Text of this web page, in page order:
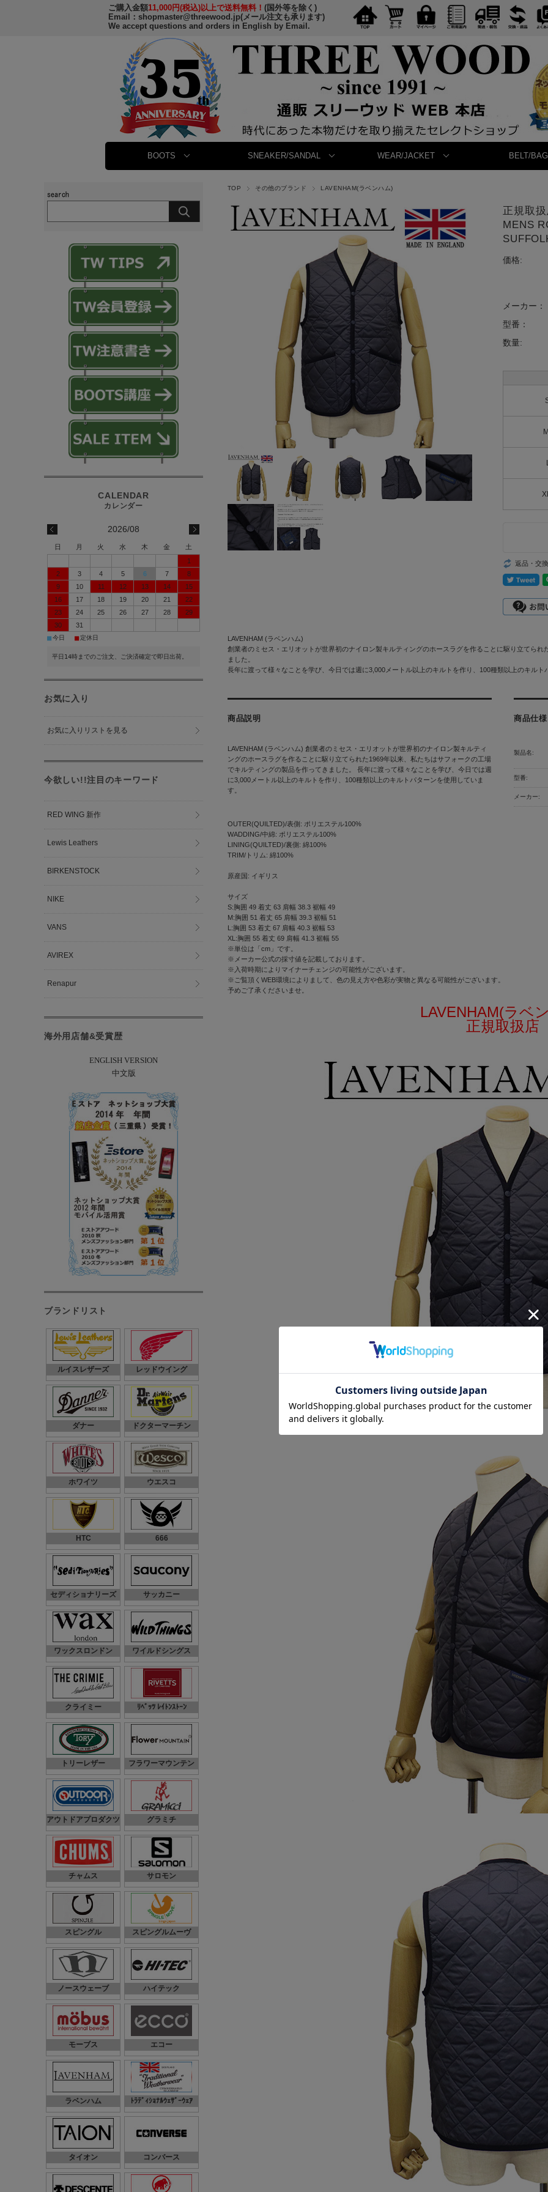
ご購入金額11,000円(税込)以上で送料無料！ (国外等を除く)
Email： shopmaster@threewood.jp(メール注文も承ります)
We accept questions and orders in English by Email.
BOOTS SNEAKER/SANDAL WEAR/JACKET BELT/BAG
TOP その他のブランド LAVENHAM(ラベンハム)
正規取
MENS
価格:
メーカー：
型番：
数量:
返品・交
LAVENHAM (ラベンハム)
創業者のミセス・エリオットが世界初のナイロン製キルティングのホースラグを作ることに駆り立てら
ました。
長年に渡って様々なことを学び、今日では週に3,000メートル以上のキルトを作り、100種類以上のキルト
商品説明
LAVENHAM (ラベンハム) 創業者のミセス・エリオットが世界初のナイロン製キルティ
ングのホースラグを作ることに駆り立てられた1969年以来、私たちはサフォークの工場
でキルティングの製品を作ってきました。 長年に渡って様々なことを学び、今日では週
に3,000メートル以上のキルトを作り、100種類以上のキルトパターンを使用していま
す。
商品仕様
製品名:
型番:
メーカー:
OUTER(QUILTED)/表側: ポリエステル100%
WADDING/中綿: ポリエステル100%
LINING(QUILTED)/裏側: 綿100%
TRIM/トリム: 綿100%
原産国: イギリス
サイズ
S:胸囲 49 着丈 63 肩幅 38.3 裾幅 49
M:胸囲 51 着丈 65 肩幅 39.3 裾幅 51
L:胸囲 53 着丈 67 肩幅 40.3 裾幅 53
XL:胸囲 55 着丈 69 肩幅 41.3 裾幅 55
※単位は「cm」です。
※メーカー公式の採寸値を記載しております。
※入荷時期によりマイナーチェンジの可能性がございます。
※ご覧頂くWEB環境によりまして、色の見え方や色彩が実物と異なる可能性がございます。
予めご了承くださいませ。
LAVENHAM(ラベ
正規取扱店
2026/08
日 月 火 水 木 金
土
1
2
3 4 5 6 7
8
9
10 11 12 13 14
15
16
17 18 19 20 21
22
23
24 25 26 27 28
29
30
31
■今日 ■ 定休日
平日14時までのご注文、ご決済確定で即日出荷。
お気に入り
お気に入りリストを見る
今欲しい!!注目のキーワード
RED WING 新作
Lewis Leathers
BIRKENSTOCK
NIKE
VANS
AVIREX
Renapur
海外用店舗&受賞歴
ENGLISH VERSION
中文版
ブランドリスト
ルイスレザーズ レッドウイング
ダナー ドクターマーチン
ホワイツ ウエスコ
HTC 666
セディショナリーズ サッカニー
ワックスロンドン ワイルドシングス
クライミー ﾘﾍﾞｯﾂ ﾚｲﾄﾝｽﾄｰﾝ
トリーレザー フラワーマウンテン
アウトドアプロダクツ グラミチ
チャムス サロモン
スピングル スピングルムーヴ
ノースウェーブ ハイテック
モーブス エコー
ラベンハム ﾄﾗﾃﾞｨｼｮﾅﾙｳｪｻﾞｰｳｪｱ
タイオン コンバース